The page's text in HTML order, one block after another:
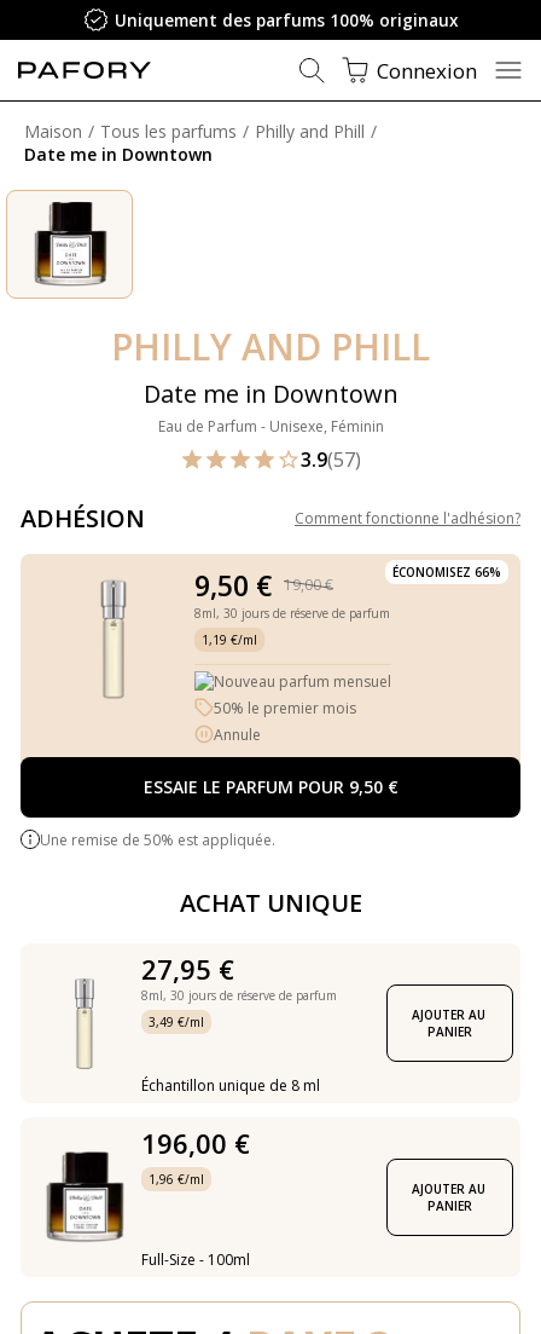
Uniquement des parfums 100% originaux
Connexion
Maison Tous les parfums
Philly and Phill
Date me in Downtown
PHILLY AND PHILL
Date me in Downtown
Eau de Parfum - Unisexe, Féminin
3.9(57)
ADHÉSION Comment fonctionne l'adhésion?
ÉCONOMISEZ 66%
9,50 € 19,00 €
8ml, 30 jours de réserve de parfum
1,19 €/ml
Nouveau parfum mensuel
50% le premier mois
Annule
ESSAIE LE PARFUM POUR 9,50 €
Une remise de 50% est appliquée.
ACHAT UNIQUE
27,95 €
8ml, 30 jours de réserve de parfum
3,49 €/ml
Échantillon unique de 8 ml
AJOUTER AU
PANIER
196,00 €
1,96 €/ml
Full-Size - 100ml
AJOUTER AU
PANIER